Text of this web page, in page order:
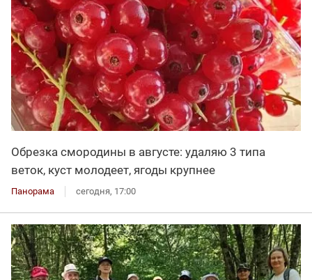
Обрезка смородины в августе: удаляю 3 типа
веток, куст молодеет, ягоды крупнее
Панорама сегодня, 17:00